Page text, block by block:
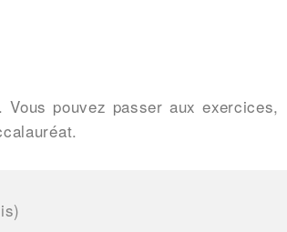
pouvez passer aux exercices,